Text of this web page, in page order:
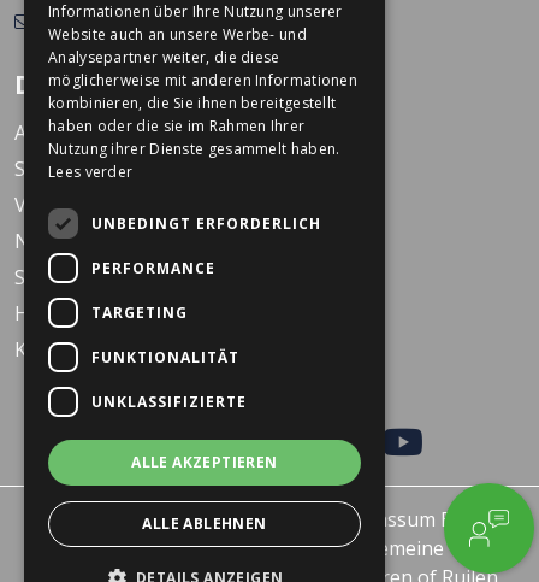
info@dekkerstweewielers.nl
Dekkers Zweiräder
Arbeiten bei Dekkers
Standorte
Veranstaltungen
Nachrichten
Service
Häufig gestellte Fragen
KARO Schulfahrrad
© 2026 - Dekkers Tweewielers Wanssum B.V.
Datenschutzerklärung
Allgemeine
Informationen über Ihre Nutzung unserer
Website auch an unsere Werbe- und
Analysepartner weiter, die diese
möglicherweise mit anderen Informationen
kombinieren, die Sie ihnen bereitgestellt
haben oder die sie im Rahmen Ihrer
Nutzung ihrer Dienste gesammelt haben.
Lees verder
UNBEDINGT ERFORDERLICH
PERFORMANCE
TARGETING
FUNKTIONALITÄT
UNKLASSIFIZIERTE
ALLE AKZEPTIEREN
ALLE ABLEHNEN
DETAILS ANZEIGEN